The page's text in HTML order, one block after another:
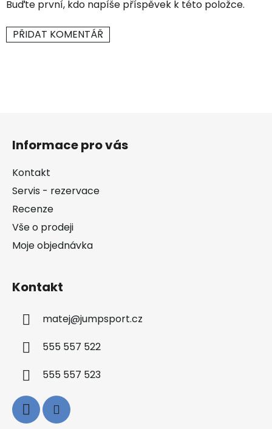
Buďte první, kdo napíše příspěvek k této položce.
PŘIDAT KOMENTÁŘ
Informace pro vás
Kontakt
Servis - rezervace
Recenze
Vše o prodeji
Moje objednávka
Kontakt
matej@jumpsport.cz
555 557 522
555 557 523